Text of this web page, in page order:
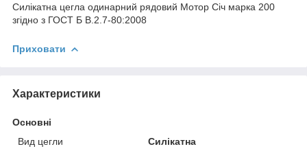
Силікатна цегла одинарний рядовий Мотор Січ марка 200
згідно з ГОСТ Б В.2.7-80:2008
Приховати
Характеристики
Основні
Вид цегли
Силікатна